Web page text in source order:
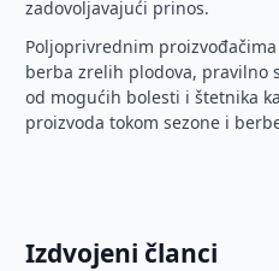
zadovoljavajući prinos.
Poljoprivrednim
berba zrelih plodova, pravilno
od mogućih bolesti i štetnika
proizvoda tokom sezone i
Izdvojeni članci